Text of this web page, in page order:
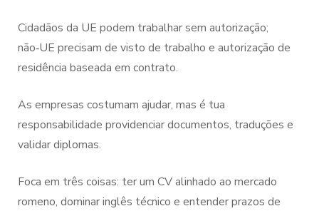
Cidadãos da UE podem trabalhar sem autorização;
não‑UE precisam de visto de trabalho e autorização de
residência baseada em contrato.
As empresas costumam ajudar, mas é tua
responsabilidade providenciar documentos, traduções e
validar diplomas.
Foca em três coisas: ter um CV alinhado ao mercado
romeno, dominar inglês técnico e entender prazos de